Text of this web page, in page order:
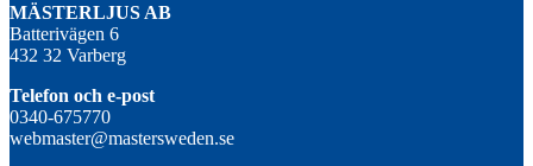
MÄSTERLJUS AB
Batterivägen 6
432 32 Varberg
Telefon och e-post
0340-675770
webmaster@mastersweden.se